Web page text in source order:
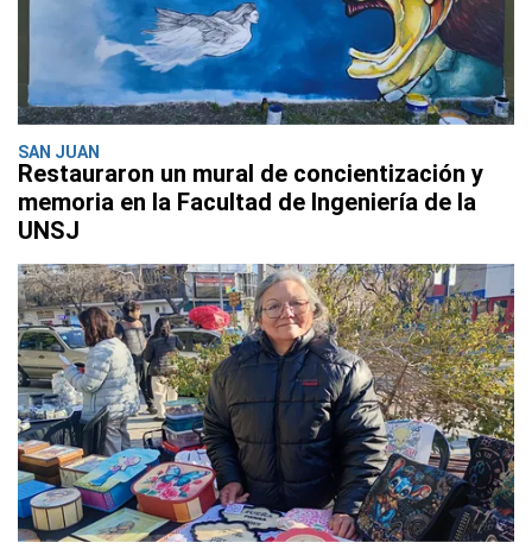
SAN JUAN
Restauraron un mural de concientización y
memoria en la Facultad de Ingeniería de la
UNSJ